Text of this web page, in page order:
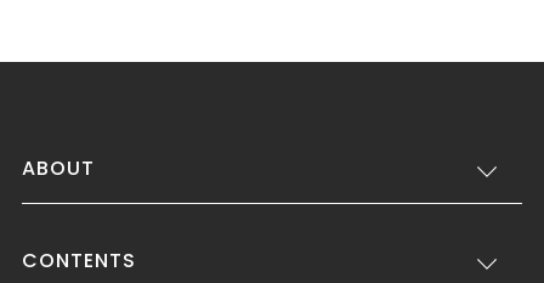
ABOUT
CONTENTS